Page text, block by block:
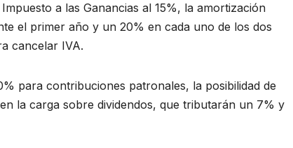
a las Ganancias al 15%, la amortización
el primer año y un 20% en cada uno de los dos
cancelar IVA.
para contribuciones patronales, la posibilidad de
la carga sobre dividendos, que tributarán un 7% y